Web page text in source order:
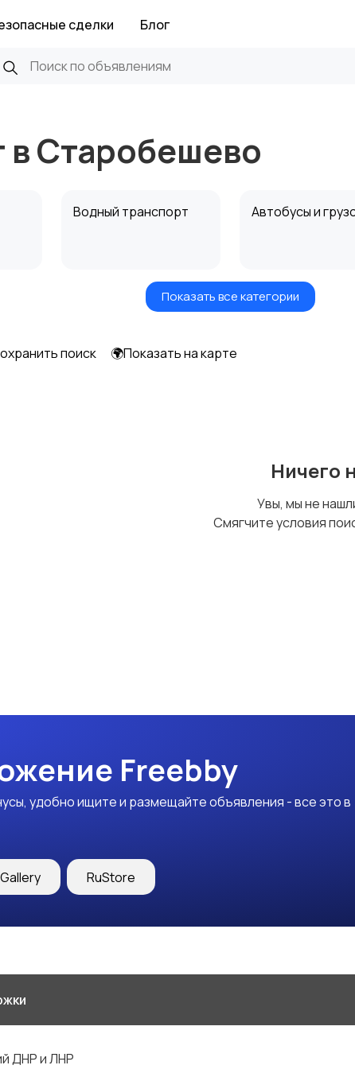
сделки Блог
в Старобешево
Водный транспорт Автобусы и
Прицепы, дома на
Воздушный
Показать все категории
поиск 🌍Показать на карте
Ничего
Увы, мы не
Смягчите условия
Freebby
удобно ищите и размещайте объявления - все это в
RuStore
ДНР и ЛНР